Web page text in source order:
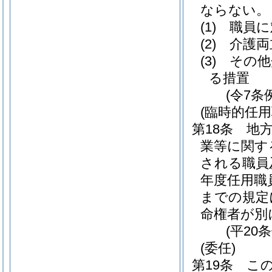
ならない。
(1)
職員
(2)
介護
(3)
その
る措置
(令7条
(臨時的任
第18条
地
業等に関
される職
年度任用
までの規
命権者が
(平20
(委任)
第19条
こ